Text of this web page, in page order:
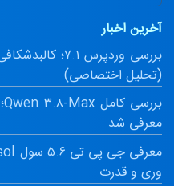
آخرین اخبار
(تحلیل اختصاصی)
معرفی شد
وری و قدرت